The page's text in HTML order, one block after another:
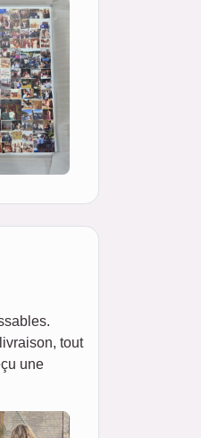
tout
une